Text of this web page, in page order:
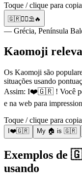
Toque / clique para
🇬🇷🚶‍♂️⛱️🔥
— Grécia, Península
Kaomoji
Os Kaomoji são
situações usando
Assim: I❤️🇬🇷 ! Você
e na web para
Toque / clique para
I❤️🇬🇷 My 🏠 is 🇬🇷
Exemplos de
usando